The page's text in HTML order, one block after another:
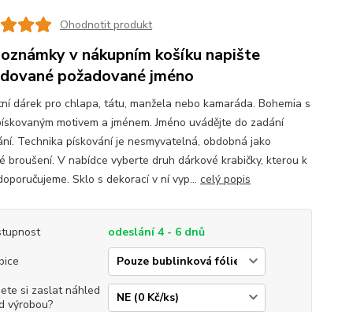
Ohodnotit produkt
v nákupním košíku napište
požadované jméno
dárek pro chlapa, tátu, manžela nebo kamaráda. Bohemia s
motivem a jménem. Jméno uvádějte do zadání
Technika pískování je nesmyvatelná, obdobná jako
broušení. V nabídce vyberte druh dárkové krabičky, kterou k
Sklo s dekorací v ní vyp... celý popis
odeslání 4 - 6 dnů
si zaslat náhled
výrobou?